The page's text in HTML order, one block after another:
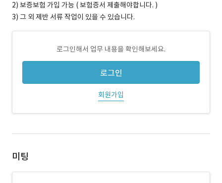
2) 보증보험 가입 가능 ( 보험증서 제출해야합니다. )
3) 그 외 제반 서류 작업이 있을 수 있습니다.
로그인해서 업무 내용을 확인해보세요.
로그인
회원가입
미팅